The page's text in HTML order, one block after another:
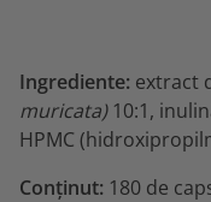
Ingrediente: extract
muricata)10:1,
HPMC
Conținut: 180 de